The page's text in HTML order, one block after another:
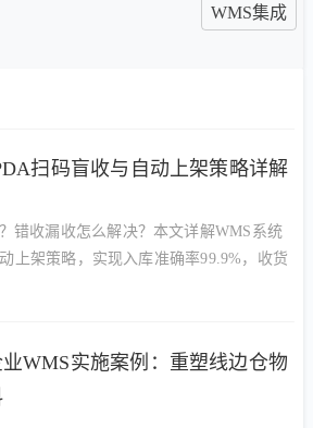
WMS集成
扫码盲收与自动上架策略详解
错收漏收怎么解决？本文详解WMS系统
上架策略，实现入库准确率99.9%，收货
WMS实施案例：重塑线边仓物